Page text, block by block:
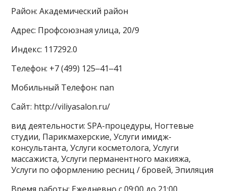
Район: Академический район
Адрес: Профсоюзная улица, 20/9
Индекс: 117292.0
Телефон: +7 (499) 125‒41‒41
Мобильный Телефон: nan
Сайт: http://viliyasalon.ru/
вид деятельности: SPA-процедуры, Ногтевые
студии, Парикмахерские, Услуги имидж-
консультанта, Услуги косметолога, Услуги
массажиста, Услуги перманентного макияжа,
Услуги по оформлению ресниц / бровей, Эпиляция